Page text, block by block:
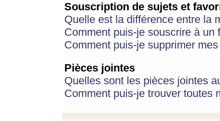
Souscription de sujets et
Quelle est la différence entre la
Comment puis-je souscrire à
Comment puis-je supprimer
Pièces jointes
Quelles sont les pièces jointes
Comment puis-je trouver toutes